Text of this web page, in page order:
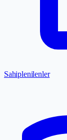
Sahiplenilenler